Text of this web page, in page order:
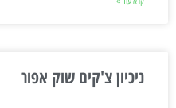
ניכיון צ'קים שוק אפור